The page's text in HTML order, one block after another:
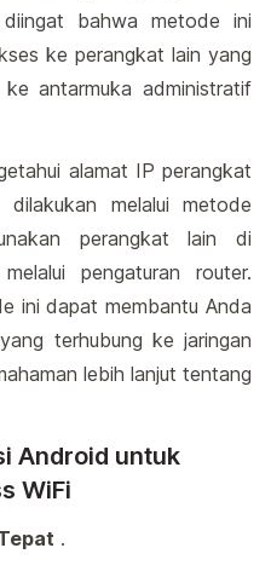
bahwa metode ini
ke perangkat lain yang
antarmuka administratif
alamat IP perangkat
melalui metode
perangkat lain di
pengaturan router.
ini dapat membantu Anda
terhubung ke jaringan
lebih lanjut tentang
Android untuk
WiFi
.